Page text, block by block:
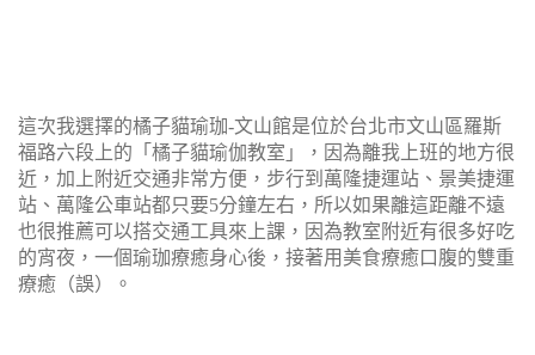
這次我選擇的橘子貓瑜珈-文山館是位於台北市文山區羅斯
福路六段上的「橘子貓瑜伽教室」，因為離我上班的地方很
近，加上附近交通非常方便，步行到萬隆捷運站、景美捷運
站、萬隆公車站都只要5分鐘左右，所以如果離這距離不遠
也很推薦可以搭交通工具來上課，因為教室附近有很多好吃
的宵夜，一個瑜珈療癒身心後，接著用美食療癒口腹的雙重
療癒（誤）。